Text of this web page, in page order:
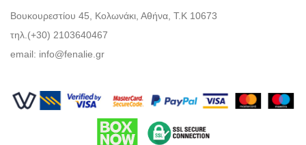
Βουκουρεστίου 45, Κολωνάκι, Αθήνα, Τ.Κ 10673
τηλ.(+30) 2103640467
email: info@fenalie.gr